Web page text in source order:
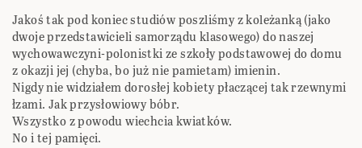
Jakoś tak pod koniec studiów poszliśmy z koleżanką (jako
dwoje przedstawicieli samorządu klasowego) do naszej
wychowawczyni-polonistki ze szkoły podstawowej do domu
z okazji jej (chyba, bo już nie pamietam) imienin.
Nigdy nie widziałem dorosłej kobiety płaczącej tak rzewnymi
łzami. Jak przysłowiowy bóbr.
Wszystko z powodu wiechcia kwiatków.
No i tej pamięci.